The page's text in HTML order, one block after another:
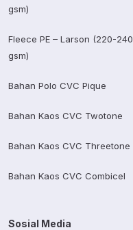
gsm)
Fleece PE – Larson (220-240
gsm)
Bahan Polo CVC Pique
Bahan Kaos CVC Twotone
Bahan Kaos CVC Threetone
Bahan Kaos CVC Combicel
Sosial Media